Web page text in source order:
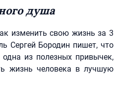
душа
изменить свою жизнь за 3
Сергей Бородин пишет, что
из полезных привычек,
жизнь человека в лучшую